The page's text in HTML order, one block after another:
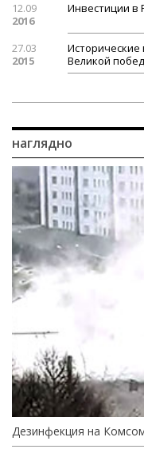
12.09
2016
Инвестиции в
27.03
2015
Великой
наглядно
Дезинфекция на